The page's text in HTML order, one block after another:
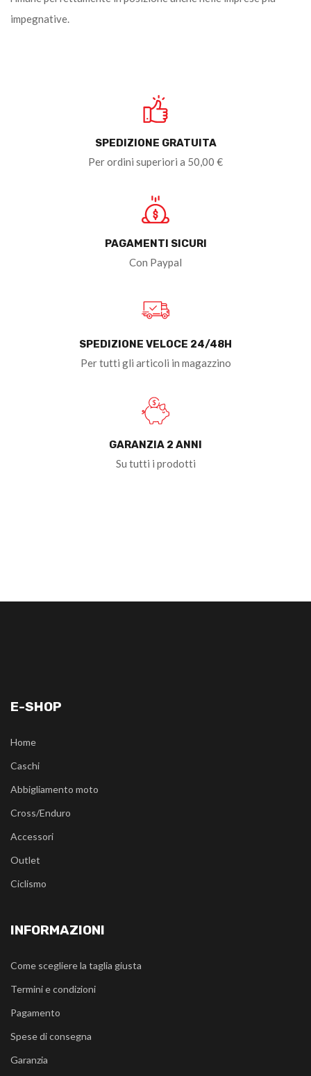
impegnative.
SPEDIZIONE GRATUITA
Per ordini superiori a 50,00 €
PAGAMENTI SICURI
Con Paypal
SPEDIZIONE VELOCE 24/48H
Per tutti gli articoli in magazzino
GARANZIA 2 ANNI
Su tutti i prodotti
E-SHOP
Home
Caschi
Abbigliamento moto
Cross/Enduro
Accessori
Outlet
Ciclismo
INFORMAZIONI
Come scegliere la taglia giusta
Termini e condizioni
Pagamento
Spese di consegna
Garanzia